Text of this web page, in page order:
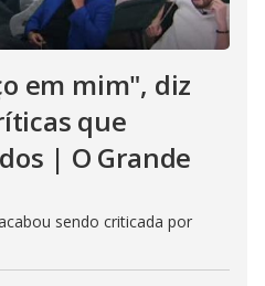
em mim", diz
que
| O Grande
sendo criticada por